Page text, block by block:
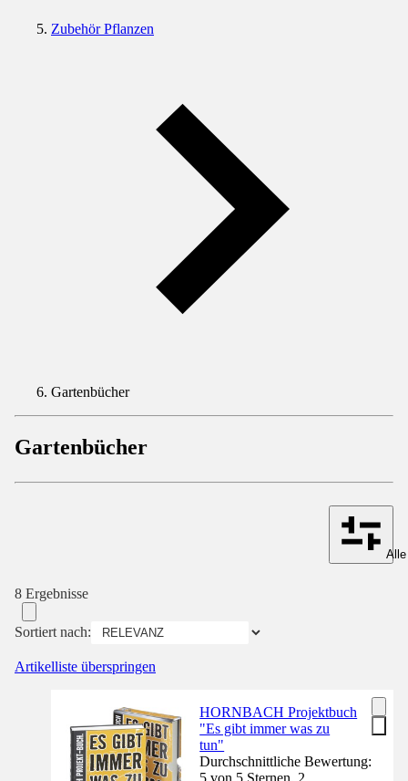
Zubehör Pflanzen
Gartenbücher
Gartenbücher
8 Ergebnisse
Sortiert nach:
Artikelliste überspringen
HORNBACH Projektbuch
"Es gibt immer was zu
tun"
Durchschnittliche Bewertung:
5 von 5 Sternen. 2